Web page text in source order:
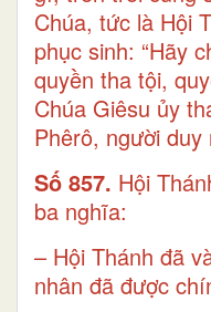
Chúa, tức là Hội
phục sinh: “Hãy
quyền tha tội,
Chúa Giêsu ủy
Phêrô, người
Số 857. Hội
ba nghĩa:
– Hội Thánh đã
nhân đã được